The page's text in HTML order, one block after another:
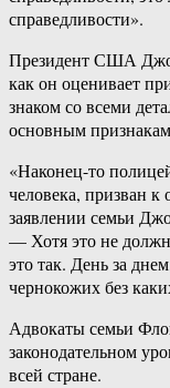
справедливости».
Президент США Джо
как он оценивает
знаком со всеми
основным
«Наконец-то
человека, призван к
заявлении семьи
— Хотя это не
это так. День за
чернокожих без
Адвокаты семьи
законодательном
всей стране.